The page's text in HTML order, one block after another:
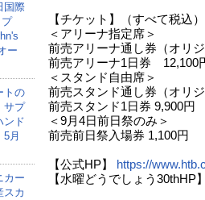
国際
ー
トの
サプ
ンド
5月
カー
スカ
【チケット】（すべて税込）
＜アリーナ指定席＞
前売アリーナ通し券（オリ
前売アリーナ1日券 12,100
＜スタンド自由席＞
前売スタンド通し券（オリ
前売スタンド1日券 9,900円
＜9月4日前日祭のみ＞
前売前日祭入場券 1,100円
【公式HP】
https://
【水曜どうでしょう30thHP】